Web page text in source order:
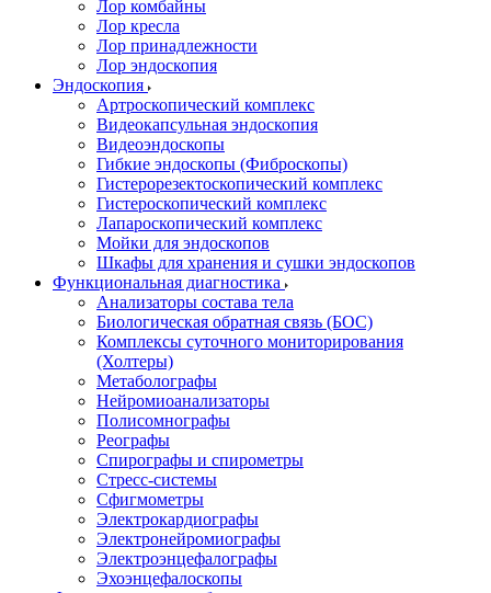
Лор комбайны
Лор кресла
Лор принадлежности
Лор эндоскопия
Эндоскопия
Артроскопический комплекс
Видеокапсульная эндоскопия
Видеоэндоскопы
Гибкие эндоскопы (Фиброcкопы)
Гистерорезектоскопический комплекс
Гистероскопический комплекс
Лапароскопический комплекс
Мойки для эндоскопов
Шкафы для хранения и сушки эндоскопов
Функциональная диагностика
Анализаторы состава тела
Биологическая обратная связь (БОС)
Комплексы суточного мониторирования
(Холтеры)
Метаболографы
Нейромиоанализаторы
Полисомнографы
Реографы
Спирографы и спирометры
Стресс-системы
Сфигмометры
Электрокардиографы
Электронейромиографы
Электроэнцефалографы
Эхоэнцефалоскопы